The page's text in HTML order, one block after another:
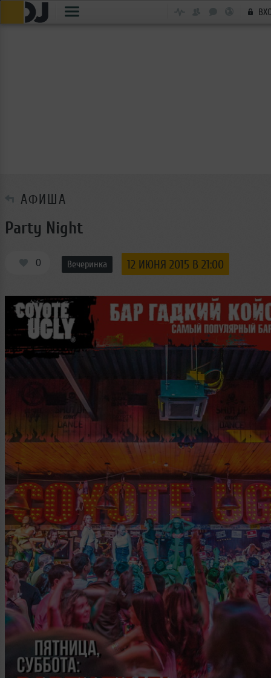
АФИША
Party Night
0 Вечеринка 12 ИЮНЯ 2015 В 21:00